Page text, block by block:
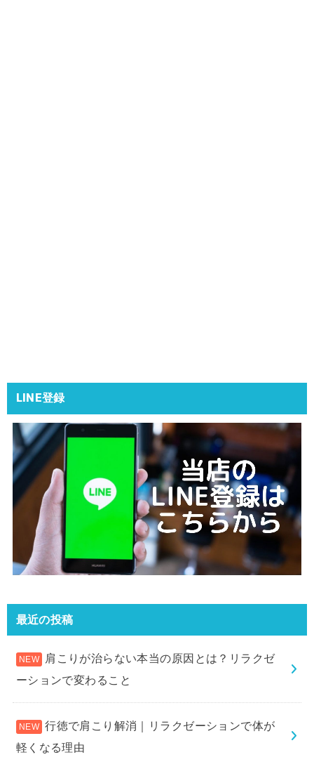
LINE登録
最近の投稿
肩こりが治らない本当の原因とは？リラクゼ
ーションで変わること
行徳で肩こり解消｜リラクゼーションで体が
軽くなる理由